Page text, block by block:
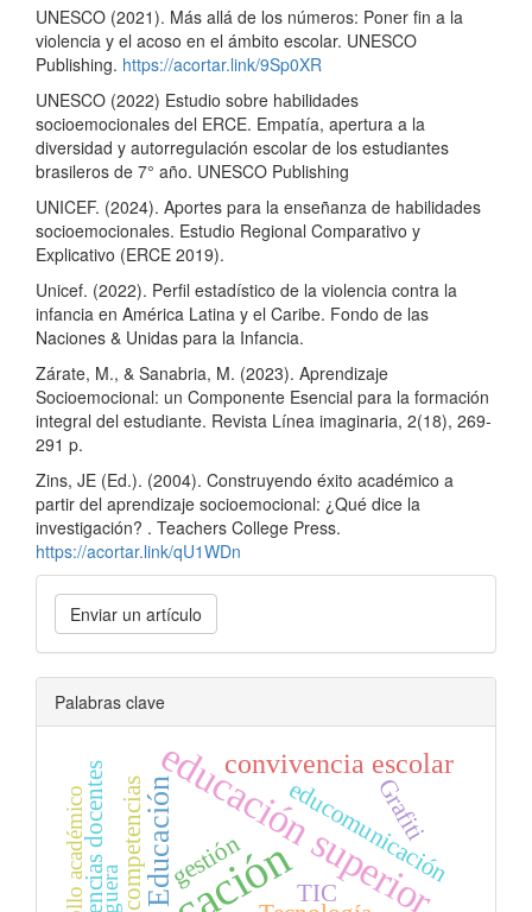
UNESCO (2021). Más allá de los números: Poner fin a la
violencia y el acoso en el ámbito escolar. UNESCO
Publishing. https://acortar.link/9Sp0XR
UNESCO (2022) Estudio sobre habilidades
socioemocionales del ERCE. Empatía, apertura a la
diversidad y autorregulación escolar de los estudiantes
brasileros de 7° año. UNESCO Publishing
UNICEF. (2024). Aportes para la enseñanza de habilidades
socioemocionales. Estudio Regional Comparativo y
Explicativo (ERCE 2019).
Unicef. (2022). Perfil estadístico de la violencia contra la
infancia en América Latina y el Caribe. Fondo de las
Naciones & Unidas para la Infancia.
Zárate, M., & Sanabria, M. (2023). Aprendizaje
Socioemocional: un Componente Esencial para la formación
integral del estudiante. Revista Línea imaginaria, 2(18), 269-
291 p.
Zins, JE (Ed.). (2004). Construyendo éxito académico a
partir del aprendizaje socioemocional: ¿Qué dice la
investigación? . Teachers College Press.
https://acortar.link/qU1WDn
Enviar
un
artículo
Enviar un artículo
Palabras clave
educación superior
Educación
convivencia escolar
educomunicación
gestión
competencias Grafiti
TIC